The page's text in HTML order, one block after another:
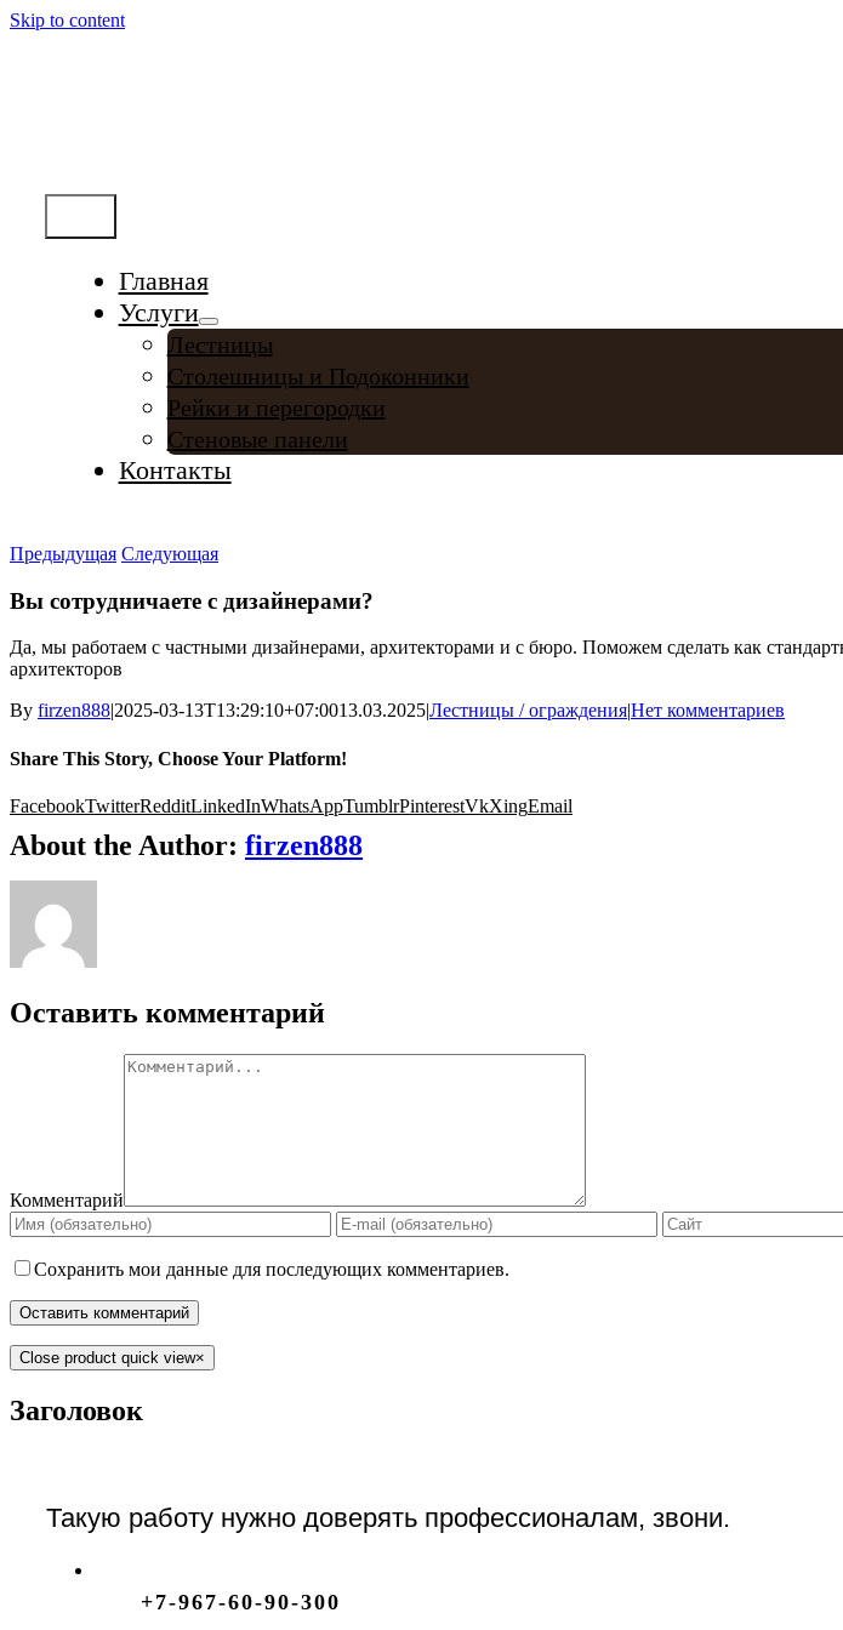
Skip to content
Главная
Услуги
Лестницы
Столешницы и Подоконники
Рейки и перегородки
Стеновые панели
Контакты
Предыдущая Следующая
Вы сотрудничаете с дизайнерами?
Да, мы работаем с частными дизайнерами, архитекторами и с бюро. Поможем сделать как
архитекторов
By firzen888|2025-03-13T13:29:10+07:0013.03.2025|Лестницы / ограждения|Нет комментариев
Share This Story, Choose Your Platform!
FacebookTwitterRedditLinkedInWhatsAppTumblrPinterestVkXingEmail
About the Author: firzen888
Оставить комментарий
Комментарий
Сохранить мои данные для последующих комментариев.
Close product quick view×
Заголовок
Такую работу нужно доверять профессионалам, звони.
+7-967-60-90-300